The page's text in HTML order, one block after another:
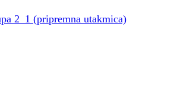
2_1 (pripremna utakmica)